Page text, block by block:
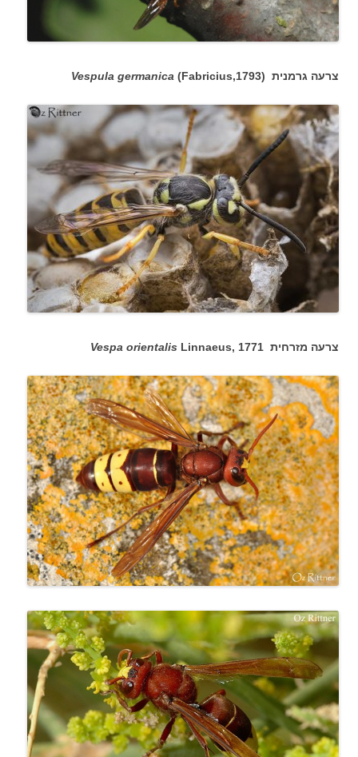
צרעה גרמנית ( Vespula germanica (Fabricius,1793
צרעה מזרחית Vespa orientalis Linnaeus, 1771